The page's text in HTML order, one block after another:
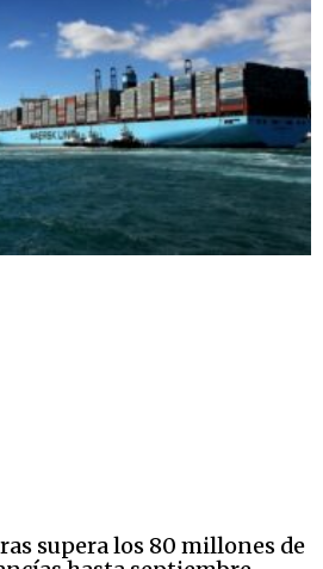
supera los 80 millones de